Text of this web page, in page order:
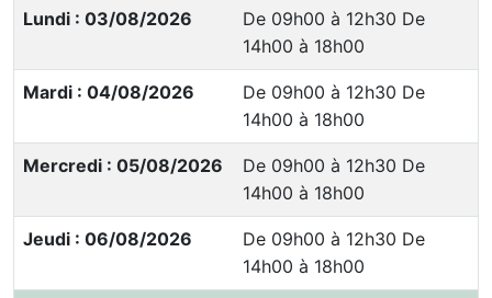
Lundi : 03/08/2026
De 09h00 à 12h30 De
14h00 à 18h00
Mardi : 04/08/2026
De 09h00 à 12h30 De
14h00 à 18h00
Mercredi : 05/08/2026
De 09h00 à 12h30 De
14h00 à 18h00
Jeudi : 06/08/2026
De 09h00 à 12h30 De
14h00 à 18h00